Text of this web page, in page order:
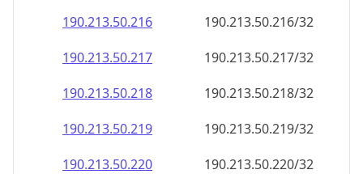
190.213.50.216
190.213.50.216/32
190.213.50.217
190.213.50.217/32
190.213.50.218
190.213.50.218/32
190.213.50.219
190.213.50.219/32
190.213.50.220
190.213.50.220/32